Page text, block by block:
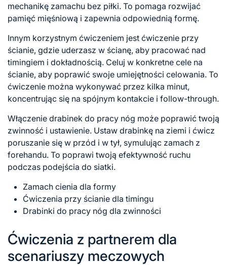
mechanikę zamachu bez piłki. To pomaga rozwijać
pamięć mięśniową i zapewnia odpowiednią formę.
Innym korzystnym ćwiczeniem jest ćwiczenie przy
ścianie, gdzie uderzasz w ścianę, aby pracować nad
timingiem i dokładnością. Celuj w konkretne cele na
ścianie, aby poprawić swoje umiejętności celowania. To
ćwiczenie można wykonywać przez kilka minut,
koncentrując się na spójnym kontakcie i follow-through.
Włączenie drabinek do pracy nóg może poprawić twoją
zwinność i ustawienie. Ustaw drabinkę na ziemi i ćwicz
poruszanie się w przód i w tył, symulując zamach z
forehandu. To poprawi twoją efektywność ruchu
podczas podejścia do siatki.
Zamach cienia dla formy
Ćwiczenia przy ścianie dla timingu
Drabinki do pracy nóg dla zwinności
Ćwiczenia z partnerem dla
scenariuszy meczowych